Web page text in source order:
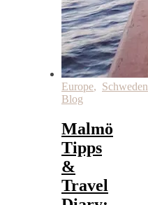
Europe, Schweden
Blog
Malmö
Tipps
&
Travel